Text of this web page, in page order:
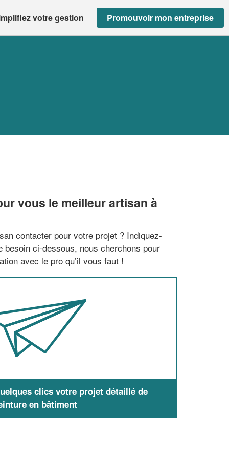
votre gestion Promouvoir mon entreprise
vous le meilleur artisan à
contacter pour votre projet ? Indiquez-
besoin ci-dessous, nous cherchons pour
avec le pro qu’il vous faut !
clics votre projet détaillé de
en bâtiment